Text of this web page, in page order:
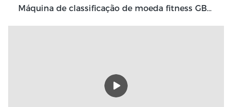
Máquina de classificação de moeda fitness GBS3500